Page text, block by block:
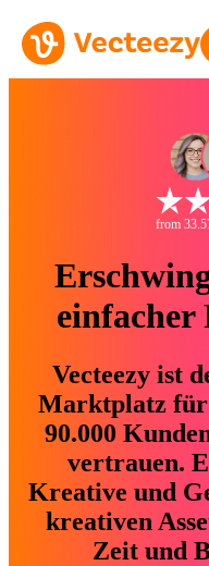
from
einfacher
Vecteezy ist
Marktplatz für
90.000
vertrauen.
Kreative und
kreativen
Zeit und